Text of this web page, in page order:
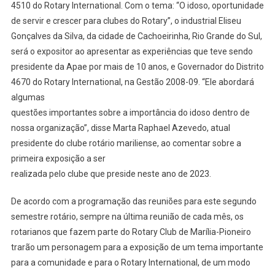
4510 do Rotary International. Com o tema: “O idoso, oportunidade
de servir e crescer para clubes do Rotary”, o industrial Eliseu
Gonçalves da Silva, da cidade de Cachoeirinha, Rio Grande do Sul,
será o expositor ao apresentar as experiências que teve sendo
presidente da Apae por mais de 10 anos, e Governador do Distrito
4670 do Rotary International, na Gestão 2008-09. “Ele abordará
algumas
questões importantes sobre a importância do idoso dentro de
nossa organização”, disse Marta Raphael Azevedo, atual
presidente do clube rotário mariliense, ao comentar sobre a
primeira exposição a ser
realizada pelo clube que preside neste ano de 2023.
De acordo com a programação das reuniões para este segundo
semestre rotário, sempre na última reunião de cada mês, os
rotarianos que fazem parte do Rotary Club de Marília-Pioneiro
trarão um personagem para a exposição de um tema importante
para a comunidade e para o Rotary International, de um modo